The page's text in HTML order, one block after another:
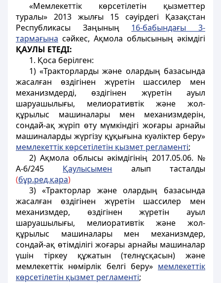
«Мемлекеттік көрсетілетін қызметтер
туралы» 2013 жылғы 15 сәуірдегі Қазақстан
Республикасы Заңының 16-бабындағы 3-
тармағына сәйкес, Ақмола облысының әкімдігі
ҚАУЛЫ ЕТЕДІ:
1. Қоса берілген:
1) «Тракторларды және олардың базасында
жасалған өздігінен жүретін шассилер мен
механизмдерді, өздігінен жүретін ауыл
шаруашылығы, мелиоративтік және жол-
құрылыс машиналары мен механизмдерін,
сондай-ақ жүріп өту мүмкіндігі жоғары арнайы
машиналарды жүргізу құқығына куәліктер беру»
мемлекеттік көрсетілетін қызмет регламенті;
2) Ақмола облысы әкімдігінің 2017.05.06. №
А-6/245 Қаулысымен
алып тасталды
(бұр.ред.қара)
3) «Тракторлар және олардың базасында
жасалған өздігінен жүретін шассилер мен
механизмдер, өздігінен жүретін ауыл
шаруашылығы, мелиоративтік және жол-
құрылыс машиналары мен механизмдер,
сондай-ақ өтімділігі жоғары арнайы машиналар
үшін тіркеу құжатын (телнұсқасын) және
мемлекеттік нөмірлік белгі беру» мемлекеттік
көрсетілетін қызмет регламенті;